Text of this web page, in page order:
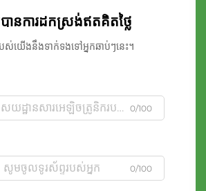
នការដកស្រង់ឥតគិតថ្លៃ
យើងនឹងទាក់ទងទៅអ្នកឆាប់ៗនេះ។
0/100
0/100